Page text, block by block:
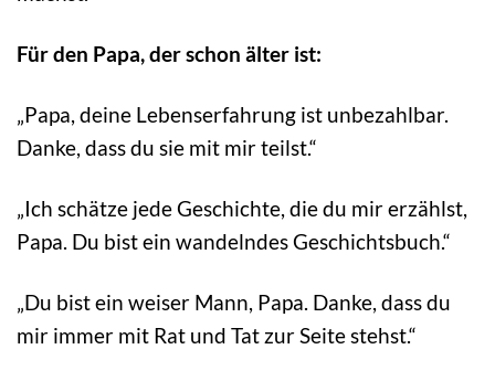
Für den Papa, der schon älter ist:
„Papa, deine Lebenserfahrung ist unbezahlbar.
Danke, dass du sie mit mir teilst.“
„Ich schätze jede Geschichte, die du mir erzählst,
Papa. Du bist ein wandelndes Geschichtsbuch.“
„Du bist ein weiser Mann, Papa. Danke, dass du
mir immer mit Rat und Tat zur Seite stehst.“